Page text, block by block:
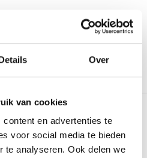
Over
van cookies
en advertenties te
voor social media te bieden
te analyseren. Ook delen we
varianten:
dit product?
een snel antwoord 24/7